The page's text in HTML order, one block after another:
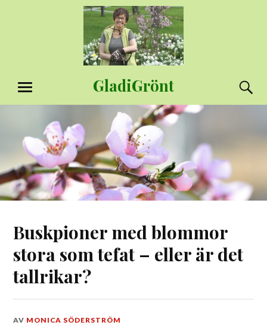
GladiGrönt
MENY
Buskpioner med blommor
stora som tefat – eller är det
tallrikar?
DEN
AV MONICA SÖDERSTRÖM